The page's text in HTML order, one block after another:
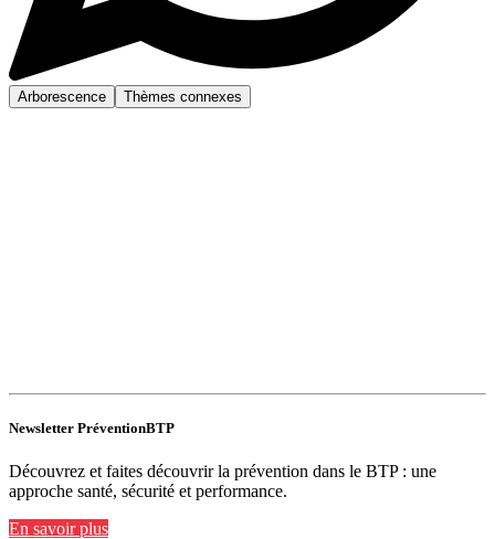
Arborescence Thèmes connexes
Newsletter PréventionBTP
Découvrez et faites découvrir la prévention dans le BTP : une
approche santé, sécurité et performance.
En savoir plus